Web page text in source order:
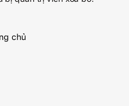
chủ